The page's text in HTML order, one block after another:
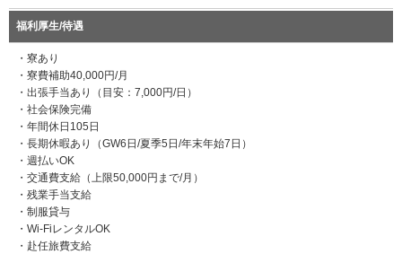
福利厚生/待遇
・寮あり
・寮費補助40,000円/月
・出張手当あり（目安：7,000円/日）
・社会保険完備
・年間休日105日
・長期休暇あり（GW6日/夏季5日/年末年始7日）
・週払いOK
・交通費支給（上限50,000円まで/月）
・残業手当支給
・制服貸与
・Wi-FiレンタルOK
・赴任旅費支給